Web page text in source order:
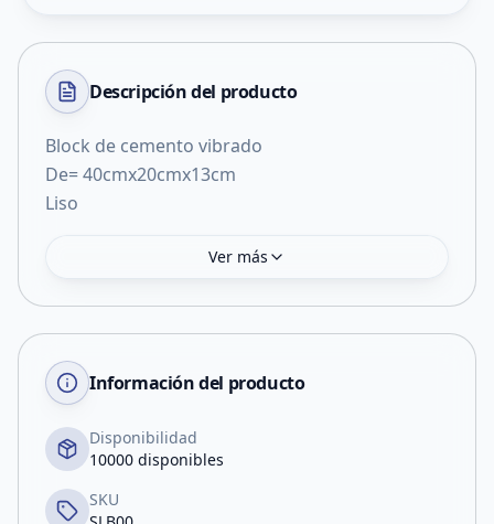
Descripción del producto
Block de cemento vibrado
De= 40cmx20cmx13cm
Liso
Ver más
Información del producto
Disponibilidad
10000 disponibles
SKU